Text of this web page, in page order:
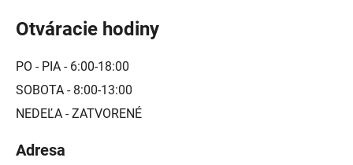
Otváracie hodiny
PO - PIA - 6:00-18:00
SOBOTA - 8:00-13:00
NEDEĽA - ZATVORENÉ
Adresa